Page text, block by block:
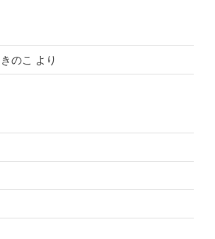
のこ より